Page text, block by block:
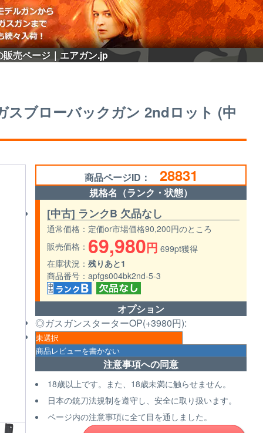
売ページ｜エアガン.jp
スブローバックガン 2ndロット (中
商品ページID： 28831
規格名（ランク・状態）
[中古] ランクB 欠品なし
通常価格
定価or市場価格90,200円のところ
販売価格
69,980円 699pt獲得
在庫状況
残りあと1
商品番号
apfgs004bk2nd-5-3
オプション
◎ガスガンスターターOP(+3980円):
注意事項への同意
18歳以上です。また、18歳未満に触らせません。
日本の銃刀法規制を遵守し、安全に取り扱います。
ページ内の注意事項に全て目を通しました。